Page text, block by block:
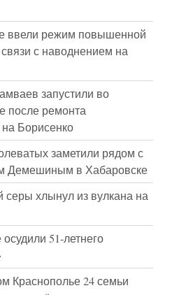
ввели режим повышенной
связи с наводнением на
запустили во
после ремонта
Борисенко
заметили рядом с
Демешиным в Хабаровске
серы хлынул из вулкана на
51-летнего
Краснополье 24 семьи